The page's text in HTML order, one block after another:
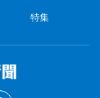
特集